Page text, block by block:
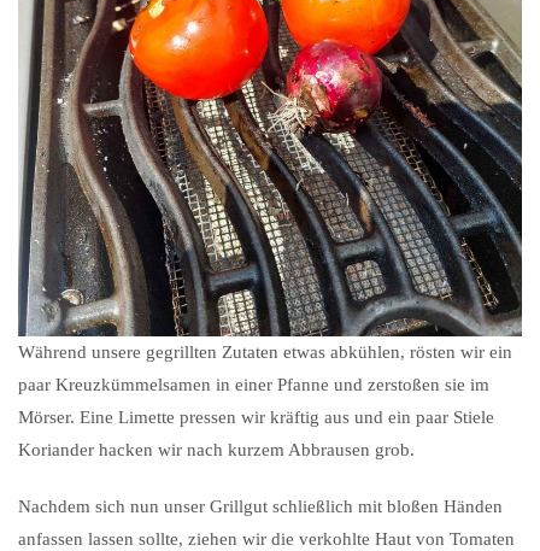
Während unsere gegrillten Zutaten etwas abkühlen, rösten wir ein
paar Kreuzkümmelsamen in einer Pfanne und zerstoßen sie im
Mörser. Eine Limette pressen wir kräftig aus und ein paar Stiele
Koriander hacken wir nach kurzem Abbrausen grob.
Nachdem sich nun unser Grillgut schließlich mit bloßen Händen
anfassen lassen sollte, ziehen wir die verkohlte Haut von Tomaten